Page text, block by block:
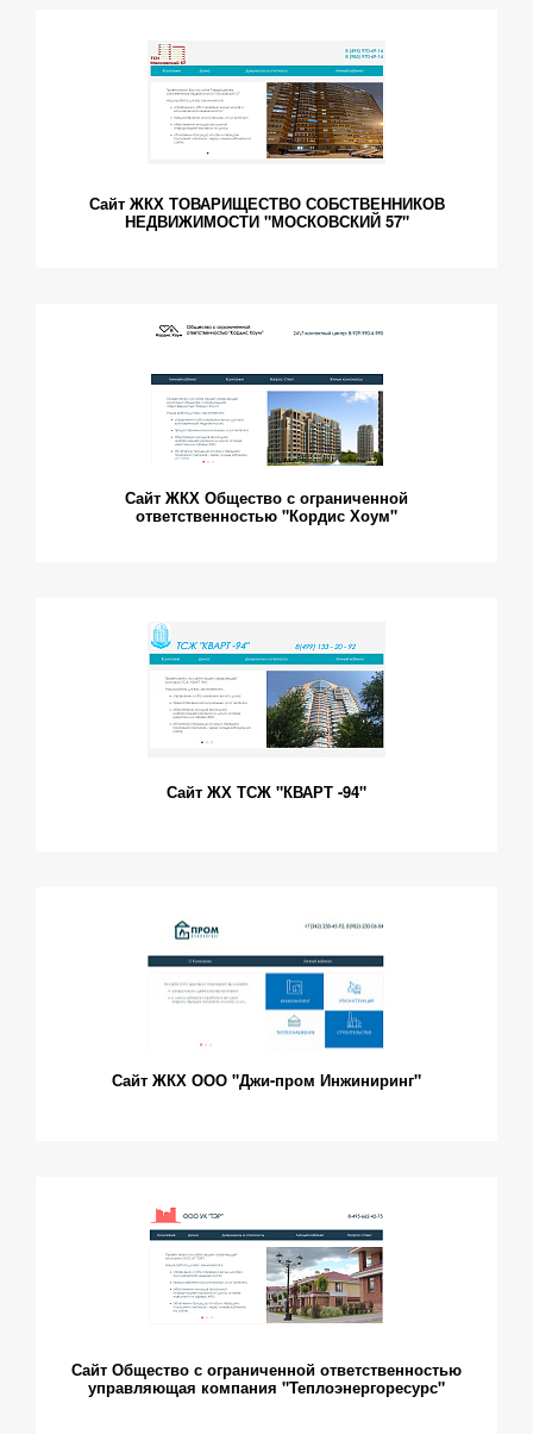
Сайт ЖКХ ТОВАРИЩЕСТВО СОБСТВЕННИКОВ
НЕДВИЖИМОСТИ "МОСКОВСКИЙ 57"
Сайт ЖКХ Общество с ограниченной
ответственностью "Кордис Хоум"
Сайт ЖХ ТСЖ "КВАРТ -94"
Сайт ЖКХ ООО "Джи-пром Инжиниринг"
Сайт Общество с ограниченной ответственностью
управляющая компания "Теплоэнергоресурс"